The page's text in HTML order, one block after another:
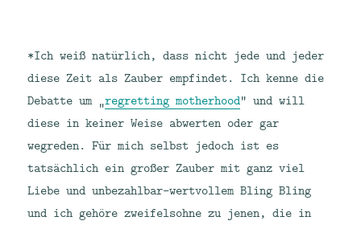
*Ich weiß natürlich, dass nicht jede und jeder
diese Zeit als Zauber empfindet. Ich kenne die
Debatte um „regretting motherhood“ und will
diese in keiner Weise abwerten oder gar
wegreden. Für mich selbst jedoch ist es
tatsächlich ein großer Zauber mit ganz viel
Liebe und unbezahlbar-wertvollem Bling Bling
und ich gehöre zweifelsohne zu jenen, die in